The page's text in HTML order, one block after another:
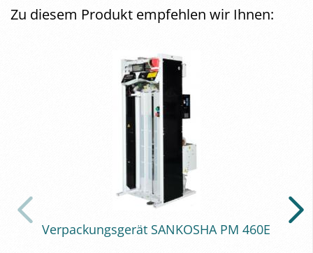
Zu diesem Produkt empfehlen wir Ihnen:
Ver­pa­ckungs­ge­rät SAN­KO­SHA PM 460E